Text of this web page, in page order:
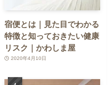
宿便とは｜見た目でわかる
特徴と知っておきたい健康
リスク｜かわしま屋
2020年4月10日